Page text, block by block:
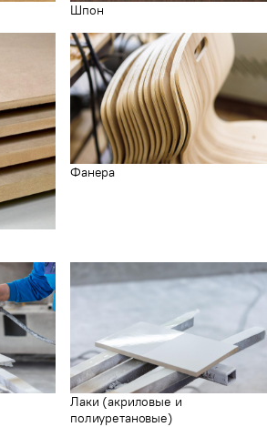
Шпон
Фанера
Лаки (акриловые и
полиуретановые)